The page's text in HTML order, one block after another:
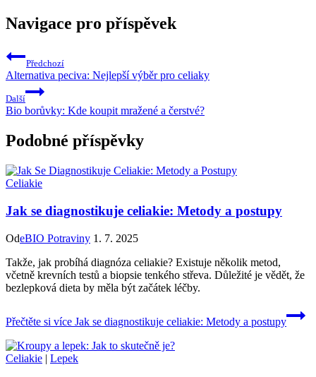
Navigace pro příspěvek
Předchozí
Alternativa peciva: Nejlepší výběr pro celiaky
Další
Bio borůvky: Kde koupit mražené a čerstvé?
Podobné příspěvky
Celiakie
Jak se diagnostikuje celiakie: Metody a postupy
OdeBIO Potraviny 1. 7. 2025
Takže, jak probíhá diagnóza celiakie? Existuje několik metod,
včetně krevních testů a biopsie tenkého střeva. Důležité je vědět, že
bezlepková dieta by měla být začátek léčby.
Přečtěte si více Jak se diagnostikuje celiakie: Metody a postupy
Celiakie | Lepek